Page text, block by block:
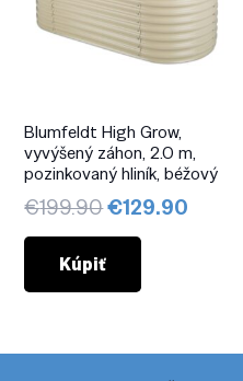
Blumfeldt High Grow,
vyvýšený záhon, 2.0 m,
pozinkovaný hliník, béžový
€199.90Pôvodná
cena
€199.90.
€129.90
Kúpiť